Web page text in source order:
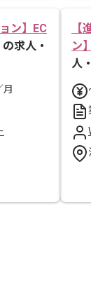
ン】EC
の求人・
月
【
ン
人